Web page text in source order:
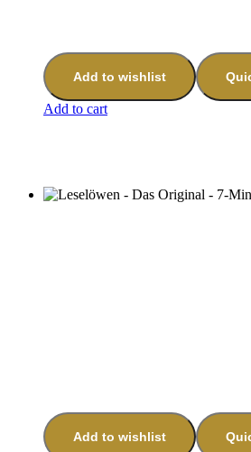
Add to wishlist
Add to cart
Add to wishlist